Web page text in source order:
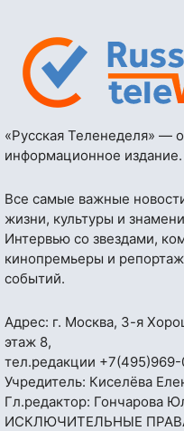
«Русская Теленеделя» —
информационное издание.
Все самые важные
жизни, культуры и
Интервью со звездами,
кинопремьеры и
событий.
Адрес: г. Москва, 3-я
этаж 8,
тел.редакции
Учредитель: Киселёва
Гл.редактор: Гончарова
ИСКЛЮЧИТЕЛЬНЫЕ